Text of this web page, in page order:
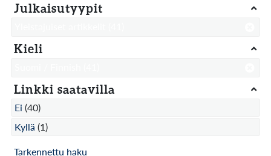
Julkaisutyypit
Kieli
Linkki saatavilla
Ei (40)
Kyllä (1)
Tarkennettu haku